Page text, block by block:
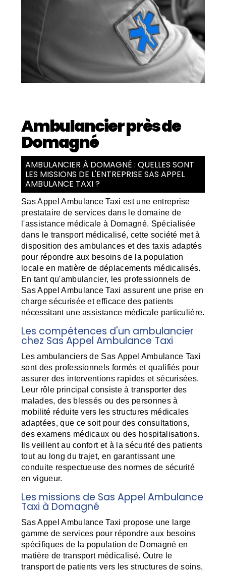
Ambulancier près de
Domagné
AMBULANCIER À DOMAGNÉ : QUELLES SONT
LES MISSIONS DE L'ENTREPRISE SAS APPEL
AMBULANCE TAXI ?
Sas Appel Ambulance Taxi est une entreprise
prestataire de services dans le domaine de
l'assistance médicale à Domagné. Spécialisée
dans le transport médicalisé, cette société met à
disposition des ambulances et des taxis adaptés
pour répondre aux besoins de la population
locale en matière de déplacements médicalisés.
En tant qu'ambulancier, les professionnels de
Sas Appel Ambulance Taxi assurent une prise en
charge sécurisée et efficace des patients
nécessitant une assistance médicale particulière.
Les compétences d'un ambulancier
chez Sas Appel Ambulance Taxi
Les ambulanciers de Sas Appel Ambulance Taxi
sont des professionnels formés et qualifiés pour
assurer des interventions rapides et sécurisées.
Leur rôle principal consiste à transporter des
malades, des blessés ou des personnes à
mobilité réduite vers les structures médicales
adaptées, que ce soit pour des consultations,
des examens médicaux ou des hospitalisations.
Ils veillent au confort et à la sécurité des patients
tout au long du trajet, en garantissant une
conduite respectueuse des normes de sécurité
en vigueur.
Les missions de Sas Appel Ambulance
Taxi à Domagné
Sas Appel Ambulance Taxi propose une large
gamme de services pour répondre aux besoins
spécifiques de la population de Domagné en
matière de transport médicalisé. Outre le
transport de patients vers les structures de soins,